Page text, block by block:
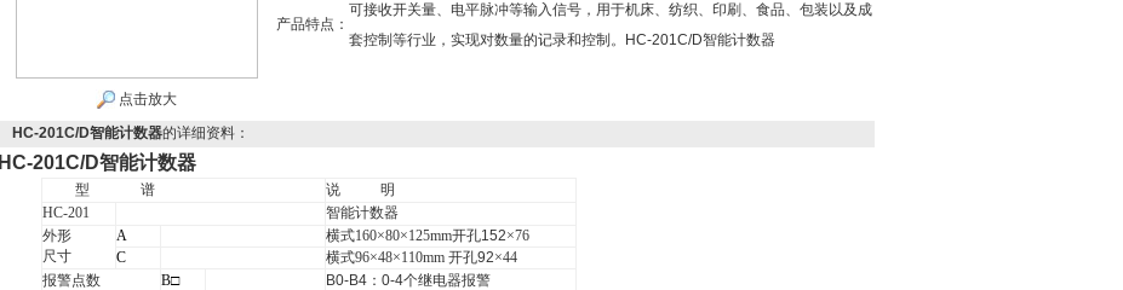
点击放大
产品特点：
可接收开关量、电平脉冲等输入信号，用于机床、纺织、印刷、食品、包装以及成
套控制等行业，实现对数量的记录和控制。HC-201C/D智能计数器
HC-201C/D智能计数器的详细资料：
HC-201C/D智能计数器
型 谱
说 明
HC-201
智能计数器
外形
尺寸
A 横式160×80×125mm开孔152×76
C
横式96×48×110mm 开孔92×44
报警点数
B□ B0-B4： 0-4个继电器报警